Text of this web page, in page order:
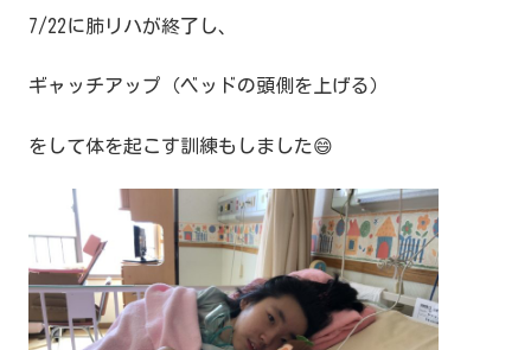
7/22に肺リハが終了し、
ギャッチアップ（ベッドの頭側を上げる）
をして体を起こす訓練もしました😄